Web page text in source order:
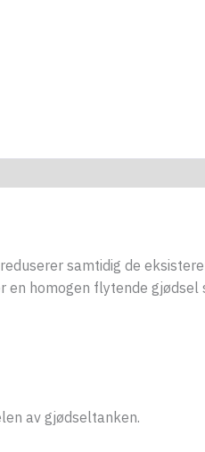
samtidig de
homogen flytende gjødsel
av gjødseltanken.